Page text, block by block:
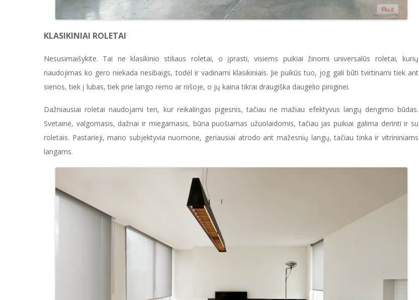
KLASIKINIAI ROLETAI
Nesusimaišykite. Tai ne klasikinio stiliaus roletai, o įprasti, visiems puikiai žinomi universalūs roletai, kurių
naudojimas ko gero niekada nesibaigs, todėl ir vadinami klasikiniais. Jie puikūs tuo, jog gali būti tvirtinami tiek ant
sienos, tiek į lubas, tiek prie lango rėmo ar nišoje, o jų kaina tikrai draugiška daugelio piniginei.
Dažniausiai roletai naudojami ten, kur reikalingas pigesnis, tačiau ne mažiau efektyvus langų dengimo būdas.
Svetainė, valgomasis, dažnai ir miegamasis, būna puošiamas užuolaidomis, tačiau jas puikiai galima derinti ir su
roletais. Pastarieji, mano subjektyvia nuomone, geriausiai atrodo ant mažesnių langų, tačiau tinka ir vitrininiams
langams.